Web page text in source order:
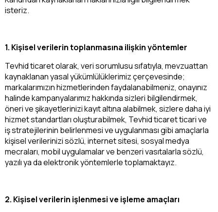
isteriz.
1. Kişisel verilerin toplanmasına ilişkin yöntemler
Tevhid ticaret olarak, veri sorumlusu sıfatıyla, mevzuattan
kaynaklanan yasal yükümlülüklerimiz çerçevesinde;
markalarımızın hizmetlerinden faydalanabilmeniz, onayınız
halinde kampanyalarımız hakkında sizleri bilgilendirmek,
öneri ve şikayetlerinizi kayıt altına alabilmek, sizlere daha iyi
hizmet standartları oluşturabilmek, Tevhid ticaret ticari ve
iş stratejilerinin belirlenmesi ve uygulanması gibi amaçlarla
kişisel verilerinizi sözlü, internet sitesi, sosyal medya
mecraları, mobil uygulamalar ve benzeri vasıtalarla sözlü,
yazılı ya da elektronik yöntemlerle toplamaktayız.
2. Kişisel verilerin işlenmesi ve işleme amaçları